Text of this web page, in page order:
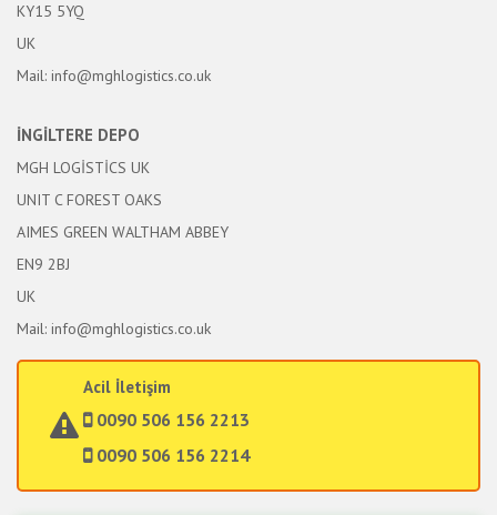
KY15 5YQ
UK
Mail: info@mghlogistics.co.uk
İNGİLTERE DEPO
MGH LOGİSTİCS UK
UNIT C FOREST OAKS
AIMES GREEN WALTHAM ABBEY
EN9 2BJ
UK
Mail: info@mghlogistics.co.uk
Acil İletişim
0090 506 156 2213
0090 506 156 2214